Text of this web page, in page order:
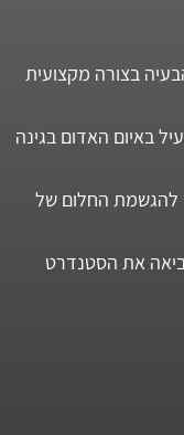
בצורה מקצועית
באיום האדום בגינה
להגשמת החלום של
את הסטנדרט